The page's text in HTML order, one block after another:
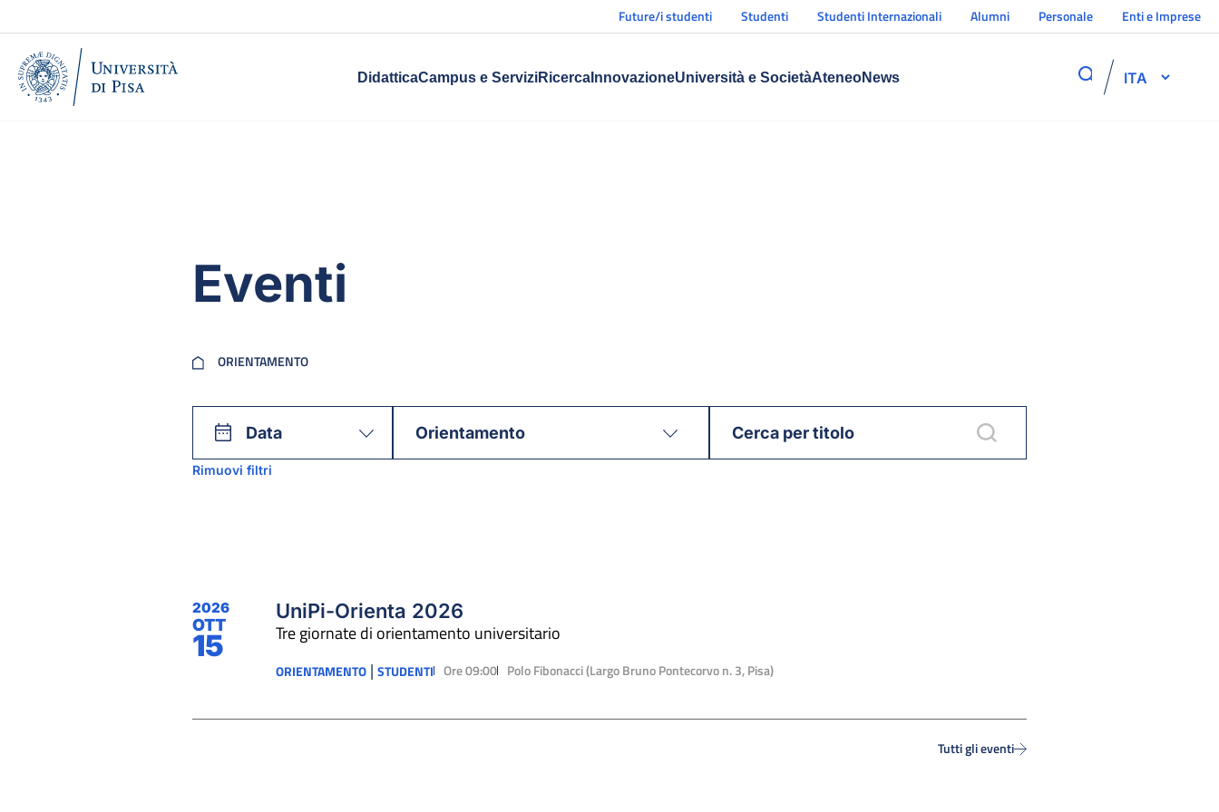
Future/i studenti Studenti Studenti Internazionali Alumni Personale Enti e Imprese
DidatticaCampus e ServiziRicercaInnovazioneUniversità e SocietàAteneoNews ITA
Eventi
ORIENTAMENTO
Data
Rimuovi filtri
2026
OTT
15
UniPi-Orienta 2026
Tre giornate di orientamento universitario
ORIENTAMENTO | STUDENTI Ore 09:00 Polo Fibonacci (Largo Bruno Pontecorvo n. 3, Pisa)
Tutti gli eventi